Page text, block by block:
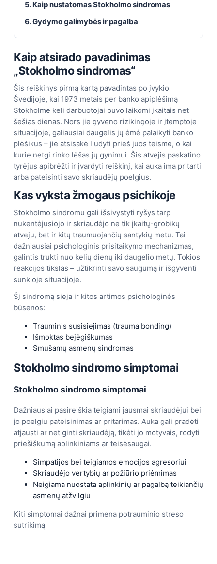
5. Kaip nustatomas Stokholmo sindromas
6. Gydymo galimybės ir pagalba
Kaip atsirado pavadinimas
„Stokholmo sindromas“
Šis reiškinys pirmą kartą pavadintas po įvykio
Švedijoje, kai 1973 metais per banko apiplėšimą
Stokholme keli darbuotojai buvo laikomi įkaitais net
šešias dienas. Nors jie gyveno rizikingoje ir įtemptoje
situacijoje, galiausiai daugelis jų ėmė palaikyti banko
plėšikus – jie atsisakė liudyti prieš juos teisme, o kai
kurie netgi rinko lėšas jų gynimui. Šis atvejis paskatino
tyrėjus apibrėžti ir įvardyti reiškinį, kai auka ima pritarti
arba pateisinti savo skriaudėjų poelgius.
Kas vyksta žmogaus psichikoje
Stokholmo sindromu gali išsivystyti ryšys tarp
nukentėjusiojo ir skriaudėjo ne tik įkaitų-grobikų
atveju, bet ir kitų traumuojančių santykių metu. Tai
dažniausiai psichologinis prisitaikymo mechanizmas,
galintis trukti nuo kelių dienų iki daugelio metų. Tokios
reakcijos tikslas – užtikrinti savo saugumą ir išgyventi
sunkioje situacijoje.
Šį sindromą sieja ir kitos artimos psichologinės
būsenos:
Trauminis susisiejimas (trauma bonding)
Išmoktas bejėgiškumas
Smušamų asmenų sindromas
Stokholmo sindromo simptomai
Stokholmo sindromo simptomai
Dažniausiai pasireiškia teigiami jausmai skriaudėjui bei
jo poelgių pateisinimas ar pritarimas. Auka gali pradėti
atjausti ar net ginti skriaudėją, tikėti jo motyvais, rodyti
priešiškumą aplinkiniams ar teisėsaugai.
Simpatijos bei teigiamos emocijos agresoriui
Skriaudėjo vertybių ar požiūrio priėmimas
Neigiama nuostata aplinkinių ar pagalbą teikiančių
asmenų atžvilgiu
Kiti simptomai dažnai primena potrauminio streso
sutrikimą: